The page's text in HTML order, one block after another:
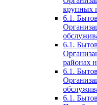
крупных
6.1.
6.1.
районах
6.1.
6.1.